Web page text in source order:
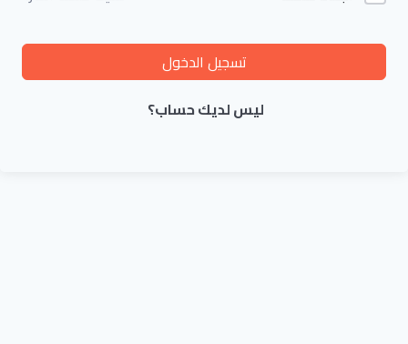
تسجيل الدخول
ليس لديك حساب؟